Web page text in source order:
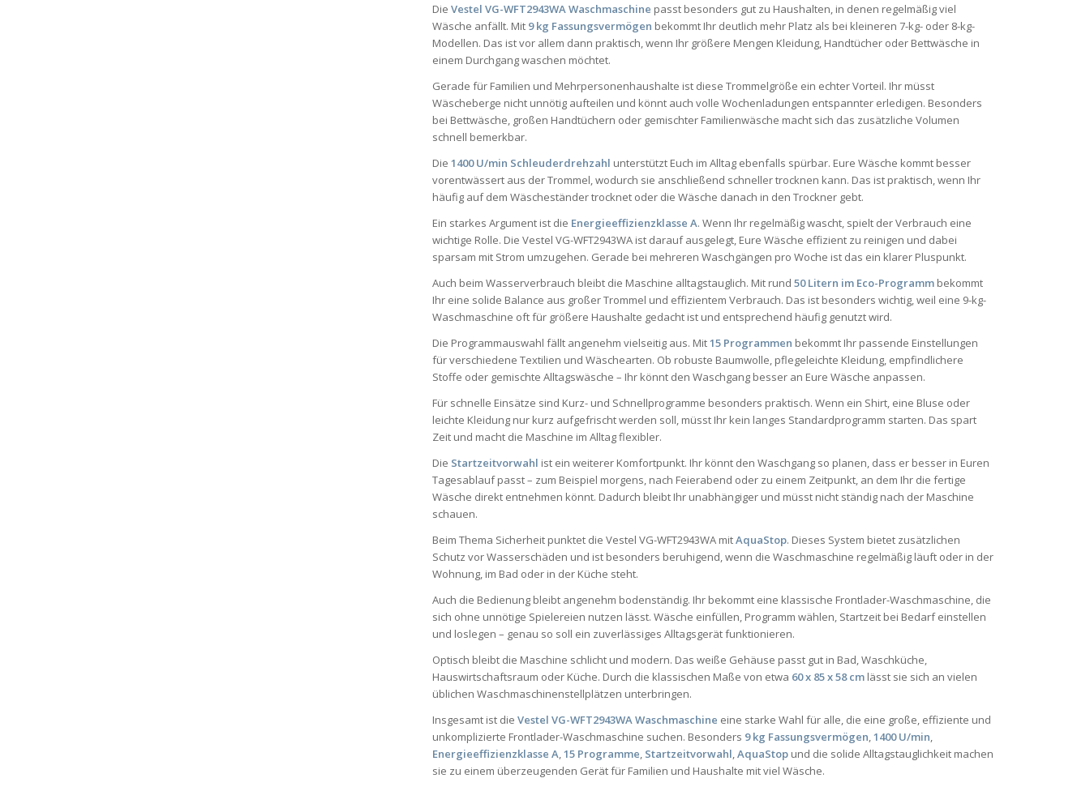
DieVestel VG-WFT2943WA Waschmaschine passt besonders gut zu Haushalten, in denen regelmäßig viel
Wäsche anfällt. Mit 9 kg Fassungsvermögen bekommt Ihr deutlich mehr Platz als bei kleineren 7-kg- oder 8-kg-
Modellen. Das ist vor allem dann praktisch, wenn Ihr größere Mengen Kleidung, Handtücher oder Bettwäsche in
einem Durchgang waschen möchtet.
Gerade für Familien und Mehrpersonenhaushalte ist diese Trommelgröße ein echter Vorteil. Ihr müsst
Wäscheberge nicht unnötig aufteilen und könnt auch volle Wochenladungen entspannter erledigen. Besonders
bei Bettwäsche, großen Handtüchern oder gemischter Familienwäsche macht sich das zusätzliche Volumen
schnell bemerkbar.
Die1400 U/min Schleuderdrehzahl unterstützt Euch im Alltag ebenfalls spürbar. Eure Wäsche kommt besser
vorentwässert aus der Trommel, wodurch sie anschließend schneller trocknen kann. Das ist praktisch, wenn Ihr
häufig auf dem Wäscheständer trocknet oder die Wäsche danach in den Trockner gebt.
Ein starkes Argument ist die Energieeffizienzklasse A. Wenn Ihr regelmäßig wascht, spielt der Verbrauch eine
wichtige Rolle. Die Vestel VG-WFT2943WA ist darauf ausgelegt, Eure Wäsche effizient zu reinigen und dabei
sparsam mit Strom umzugehen. Gerade bei mehreren Waschgängen pro Woche ist das ein klarer Pluspunkt.
Auch beim Wasserverbrauch bleibt die Maschine alltagstauglich. Mit rund50 Litern im Eco-Programm bekommt
Ihr eine solide Balance aus großer Trommel und effizientem Verbrauch. Das ist besonders wichtig, weil eine 9-kg-
Waschmaschine oft für größere Haushalte gedacht ist und entsprechend häufig genutzt wird.
Die Programmauswahl fällt angenehm vielseitig aus. Mit15 Programmen bekommt Ihr passende Einstellungen
für verschiedene Textilien und Wäschearten. Ob robuste Baumwolle, pflegeleichte Kleidung, empfindlichere
Stoffe oder gemischte Alltagswäsche – Ihr könnt den Waschgang besser an Eure Wäsche anpassen.
Für schnelle Einsätze sind Kurz- und Schnellprogramme besonders praktisch. Wenn ein Shirt, eine Bluse oder
leichte Kleidung nur kurz aufgefrischt werden soll, müsst Ihr kein langes Standardprogramm starten. Das spart
Zeit und macht die Maschine im Alltag flexibler.
Die Startzeitvorwahl ist ein weiterer Komfortpunkt. Ihr könnt den Waschgang so planen, dass er besser in Euren
Tagesablauf passt – zum Beispiel morgens, nach Feierabend oder zu einem Zeitpunkt, an dem Ihr die fertige
Wäsche direkt entnehmen könnt. Dadurch bleibt Ihr unabhängiger und müsst nicht ständig nach der Maschine
schauen.
Beim Thema Sicherheit punktet die Vestel VG-WFT2943WA mitAquaStop. Dieses System bietet zusätzlichen
Schutz vor Wasserschäden und ist besonders beruhigend, wenn die Waschmaschine regelmäßig läuft oder in der
Wohnung, im Bad oder in der Küche steht.
Auch die Bedienung bleibt angenehm bodenständig. Ihr bekommt eine klassische Frontlader-Waschmaschine, die
sich ohne unnötige Spielereien nutzen lässt. Wäsche einfüllen, Programm wählen, Startzeit bei Bedarf einstellen
und loslegen – genau so soll ein zuverlässiges Alltagsgerät funktionieren.
Optisch bleibt die Maschine schlicht und modern. Das weiße Gehäuse passt gut in Bad, Waschküche,
Hauswirtschaftsraum oder Küche. Durch die klassischen Maße von etwa 60 x 85 x 58 cm lässt sie sich an vielen
üblichen Waschmaschinenstellplätzen unterbringen.
Insgesamt ist dieVestel VG-WFT2943WA Waschmaschine eine starke Wahl für alle, die eine große, effiziente und
unkomplizierte Frontlader-Waschmaschine suchen. Besonders 9 kg Fassungsvermögen,1400 U/min,
Energieeffizienzklasse A,15 Programme, Startzeitvorwahl,AquaStop und die solide Alltagstauglichkeit machen
sie zu einem überzeugenden Gerät für Familien und Haushalte mit viel Wäsche.